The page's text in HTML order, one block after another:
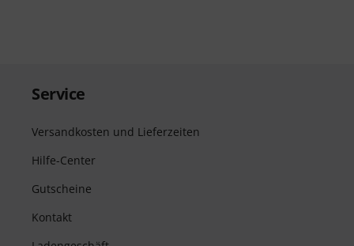
Service
Versandkosten und Lieferzeiten
Hilfe-Center
Gutscheine
Kontakt